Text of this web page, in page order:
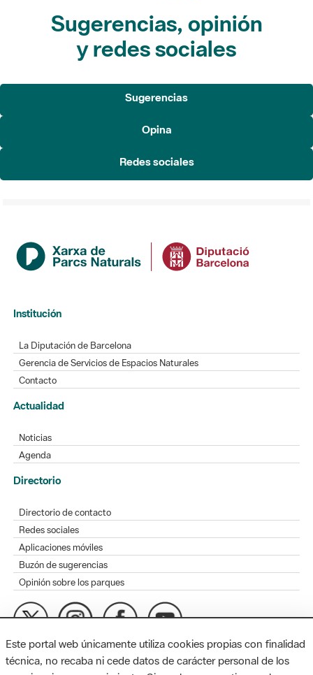
Sugerencias, opinión
y redes sociales
Sugerencias
Opina
Redes sociales
Institución
La Diputación de Barcelona
Gerencia de Servicios de Espacios Naturales
Contacto
Actualidad
Noticias
Agenda
Directorio
Directorio de contacto
Redes sociales
Aplicaciones móviles
Buzón de sugerencias
Opinión sobre los parques
MAPA WEB AVISO LEGAL ACCESIBILIDAD
Este portal web únicamente utiliza cookies propias con finalidad
técnica, no recaba ni cede datos de carácter personal de los